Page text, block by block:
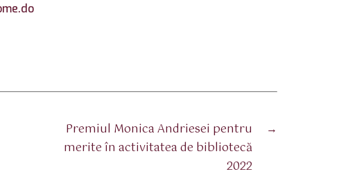
→
Premiul Monica Andriesei pentru
merite în activitatea de bibliotecă
2022